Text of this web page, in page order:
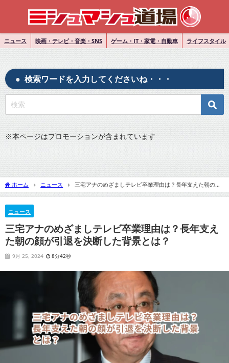
ニュース 映画・テレビ・音楽・SNS ゲーム・IT・家電・自動車 ライフスタイル
検索ワードを入力してくださいね・・・
※本ページはプロモーションが含まれています
ホーム ニュース
三宅アナのめざましテレビ卒業理由は？長年支えた朝の顔
が引退を決断した背景とは？
ニュース
三宅アナのめざましテレビ卒業理由は？長年支え
た朝の顔が引退を決断した背景とは？
9月 25, 2024 8分42秒